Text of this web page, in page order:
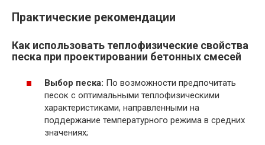
Практические рекомендации
Как использовать теплофизические свойства
песка при проектировании бетонных смесей
Выбор песка: По возможности предпочитать
песок с оптимальными теплофизическими
характеристиками, направленными на
поддержание температурного режима в средних
значениях;